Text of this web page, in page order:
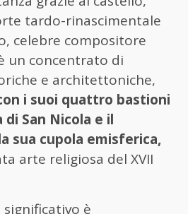
tardo-rinascimentale
celebre compositore
un concentrato di
e architettoniche,
i suoi quattro bastioni
San Nicola e il
sua cupola emisferica,
arte religiosa del XVII
è